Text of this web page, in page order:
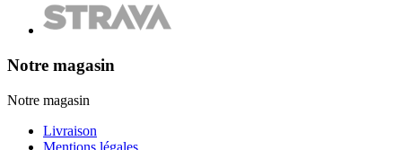
Notre magasin
Notre magasin
Livraison
Mentions légales